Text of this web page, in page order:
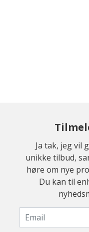
Ja tak, jeg vil
unikke tilbud,
høre om nye
Du kan til